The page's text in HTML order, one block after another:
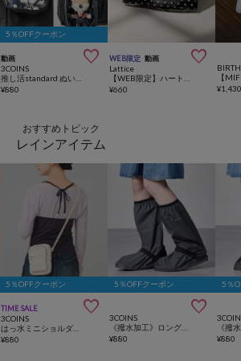
5％OFFクーポン
動画 
3COINS
¥880
WEB限定 動画 
Lattice
¥660 ¥
おすすめトピック
レインアイテム
5％OFFクーポン
TIME SALE 
3COINS
¥880
5％OFFクーポン

3COINS
《撥水加工》ロングシューズカバー：L
¥880
5％
¥880